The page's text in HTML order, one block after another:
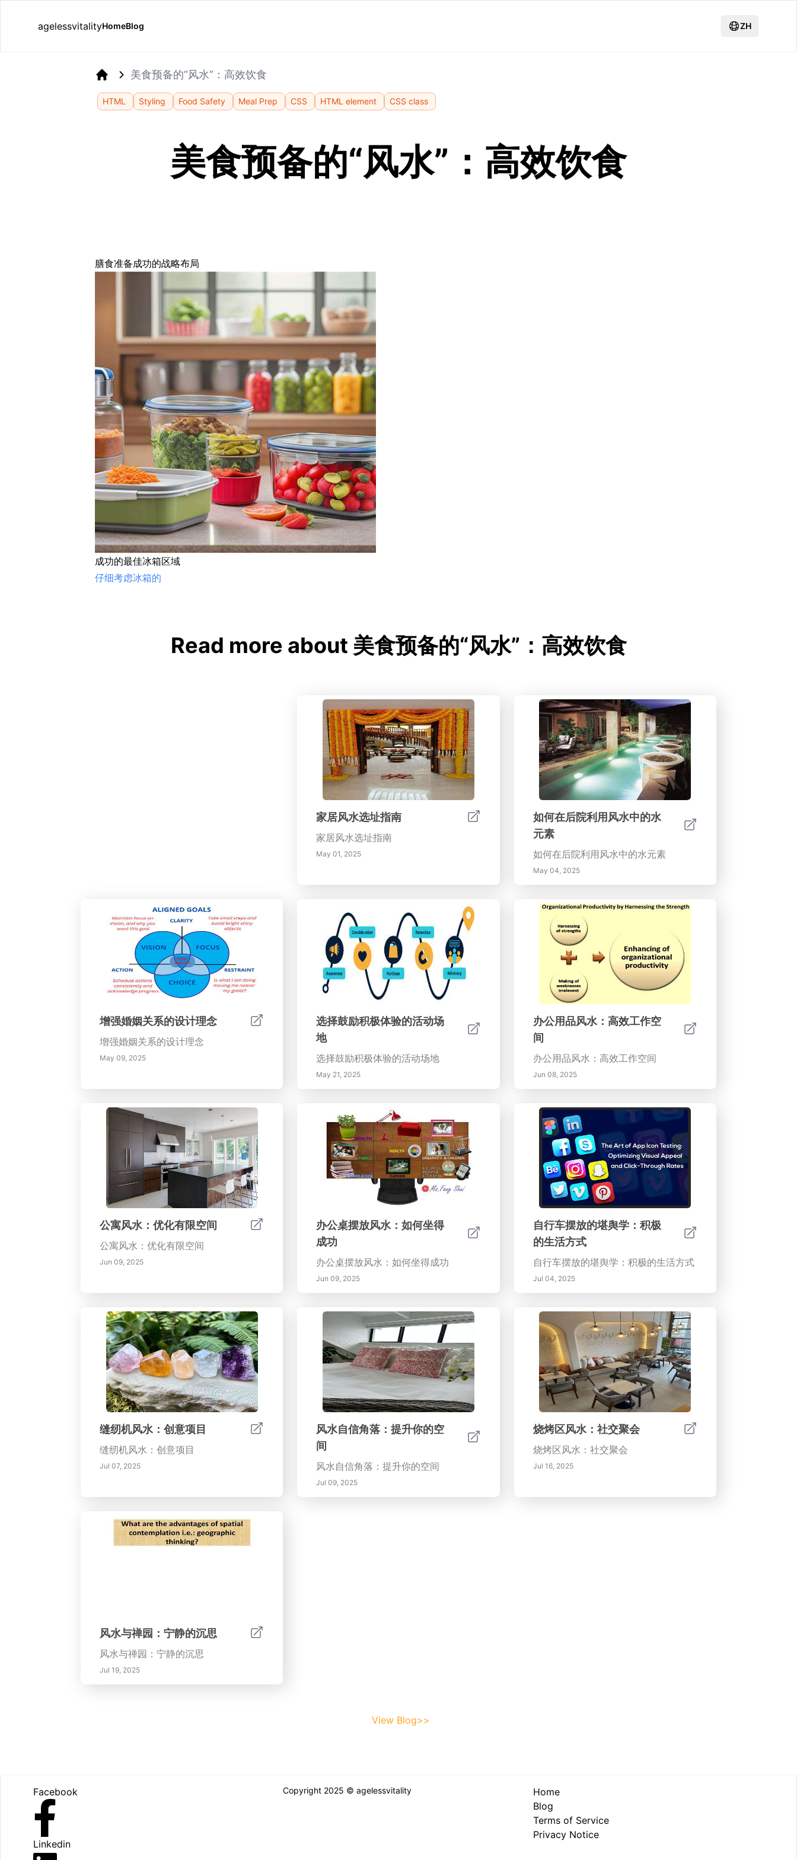
agelessvitalityHomeBlog ZH
美食预备的“风水”：高效饮食
HTML Styling Food Safety Meal Prep CSS HTML element CSS class
美食预备的“风水”：高效饮食
膳食准备成功的战略布局
成功的最佳冰箱区域
仔细考虑冰箱的
Read more about 美食预备的“风水”：高效饮食
家居风水选址指南
家居风水选址指南
May 01, 2025
如何在后院利用风水中的水
元素
如何在后院利用风水中的水元素
May 04, 2025
增强婚姻关系的设计理念
增强婚姻关系的设计理念
May 09, 2025
选择鼓励积极体验的活动场
地
选择鼓励积极体验的活动场地
May 21, 2025
办公用品风水：高效工作空
间
办公用品风水：高效工作空间
Jun 08, 2025
公寓风水：优化有限空间
公寓风水：优化有限空间
Jun 09, 2025
办公桌摆放风水：如何坐得
成功
办公桌摆放风水：如何坐得成功
Jun 09, 2025
自行车摆放的堪舆学：积极
的生活方式
自行车摆放的堪舆学：积极的生活方式
Jul 04, 2025
缝纫机风水：创意项目
缝纫机风水：创意项目
Jul 07, 2025
风水自信角落：提升你的空
间
风水自信角落：提升你的空间
Jul 09, 2025
烧烤区风水：社交聚会
烧烤区风水：社交聚会
Jul 16, 2025
风水与禅园：宁静的沉思
风水与禅园：宁静的沉思
Jul 19, 2025
View Blog>>
Facebook
Linkedin
Copyright 2025 © agelessvitality
Home
Blog
Terms of Service
Privacy Notice